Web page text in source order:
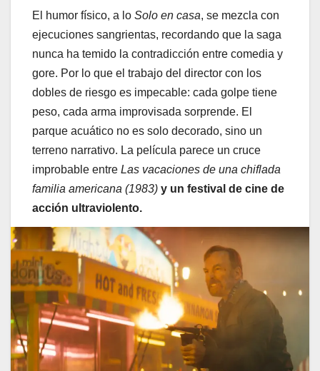
El humor físico, a lo Solo en casa, se mezcla con
ejecuciones sangrientas, recordando que la saga
nunca ha temido la contradicción entre comedia y
gore. Por lo que el trabajo del director con los
dobles de riesgo es impecable: cada golpe tiene
peso, cada arma improvisada sorprende. El
parque acuático no es solo decorado, sino un
terreno narrativo. La película parece un cruce
improbable entre Las vacaciones de una chiflada
familia americana (1983) y un festival de cine de
acción ultraviolento.